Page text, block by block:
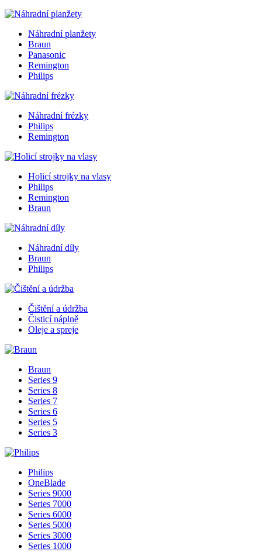
Náhradní planžety
Braun
Panasonic
Remington
Philips
Náhradní frézky
Philips
Remington
Holicí strojky na vlasy
Philips
Remington
Braun
Náhradní díly
Braun
Philips
Čištění a údržba
Čisticí náplně
Oleje a spreje
Braun
Series 9
Series 8
Series 7
Series 6
Series 5
Series 3
Philips
OneBlade
Series 9000
Series 7000
Series 6000
Series 5000
Series 3000
Series 1000